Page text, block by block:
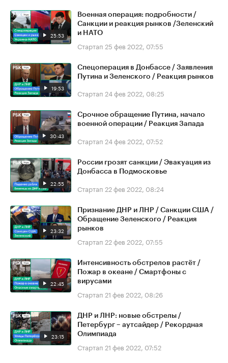
25:53
Военная операция: подробности /
Санкции и реакция рынков /Зеленский
и НАТО
Стартап 25 фев 2022, 07:55
19:53
Спецоперация в Донбассе / Заявления
Путина и Зеленского / Реакция рынков
Стартап 24 фев 2022, 08:25
30:43
Срочное обращение Путина, начало
военной операции / Реакция Запада
Стартап 24 фев 2022, 07:52
22:55
России грозят санкции / Эвакуация из
Донбасса в Подмосковье
Стартап 22 фев 2022, 08:24
23:32
Признание ДНР и ЛНР / Санкции США /
Обращение Зеленского / Реакция
рынков
Стартап 22 фев 2022, 07:55
22:45
Интенсивность обстрелов растёт /
Пожар в океане / Смартфоны с
вирусами
Стартап 21 фев 2022, 08:26
23:15
ДНР и ЛНР: новые обстрелы /
Петербург – аутсайдер / Рекордная
Олимпиада
Стартап 21 фев 2022, 07:52